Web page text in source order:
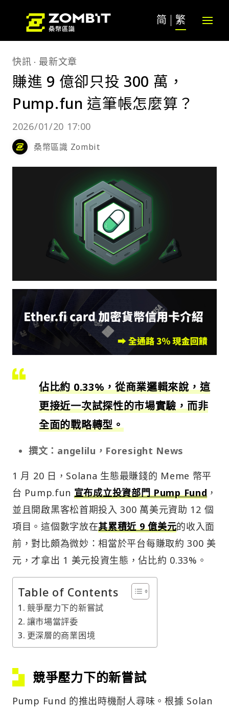
简 繁
快訊 最新文章
賺進 9 億卻只投 300 萬，
Pump.fun 這筆帳怎麼算？
2026/01/20 17:00
桑幣區識 Zombit
佔比約 0.33%，從商業邏輯來說，這
更接近一次試探性的市場實驗，而非
全面的戰略轉型。
撰文：angelilu，Foresight News
1 月 20 日，Solana 生態最賺錢的 Meme 幣平
台 Pump.fun 宣布成立投資部門 Pump Fund ，
並且開啟黑客松首期投入 300 萬美元資助 12 個
項目。這個數字放在其累積近 9 億美元的收入面
前，對比頗為微妙：相當於平台每賺取約 300 美
元，才拿出 1 美元投資生態，佔比約 0.33%。
Table of Contents
競爭壓力下的新嘗試
讓市場當評委
更深層的商業困境
競爭壓力下的新嘗試
Pump Fund 的推出時機耐人尋味。根據 Solan